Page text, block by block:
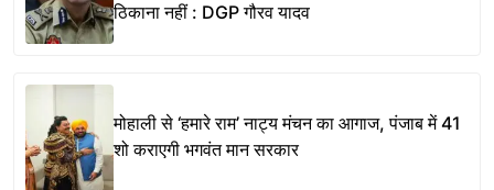
ठिकाना नहीं : DGP गौरव यादव
मोहाली से ‘हमारे राम’ नाट्य मंचन का आगाज, पंजाब में 41
शो कराएगी भगवंत मान सरकार